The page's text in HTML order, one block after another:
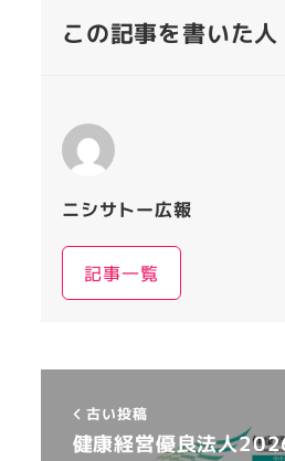
この記事を書いた人
ニシサトー広報
記事一覧
古い投稿
健康経営優良法人